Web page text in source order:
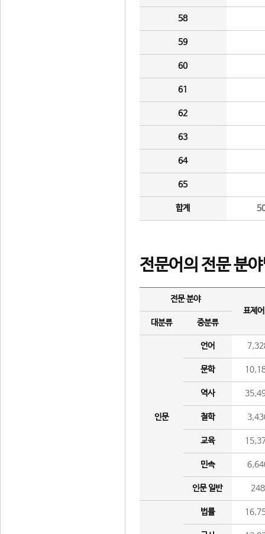
58
59
60
61
62
63
64
65
합계
전문어의 전문 분
전문 분야
표제
대분류
중분류
인문
언어
문학
역사
철학
교육
민속
인문 일반 248
법률